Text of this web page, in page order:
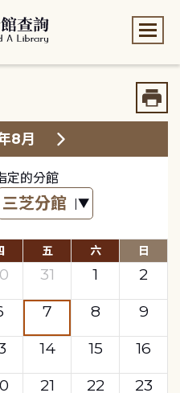
8月
定的分館
五 六 日
31 1
2
7 8
9
14 15
16
21 22
23